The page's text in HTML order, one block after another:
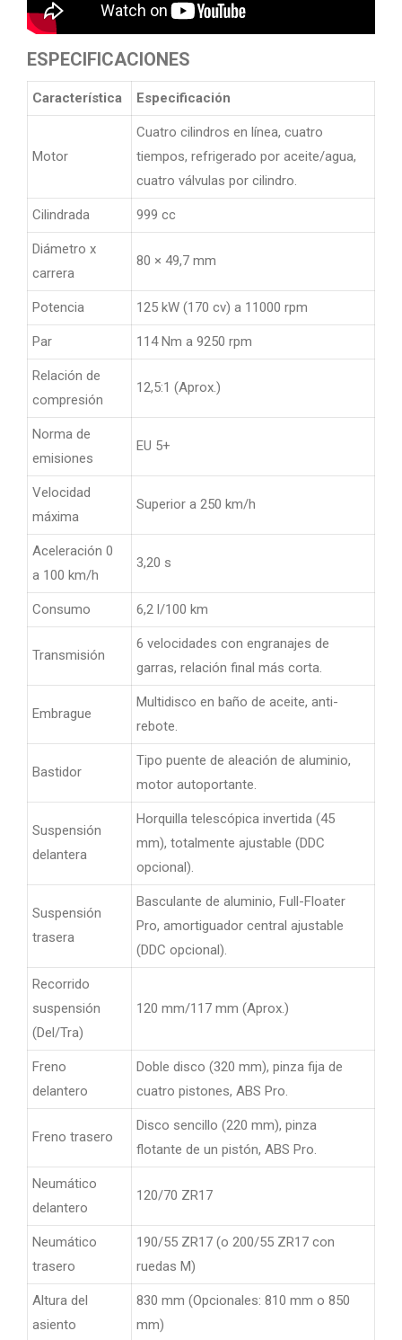
ESPECIFICACIONES
Característica Especificación
Motor
Cuatro cilindros en línea, cuatro
tiempos, refrigerado por aceite/agua,
cuatro válvulas por cilindro.
Cilindrada 999 cc
Diámetro x
carrera
80 × 49,7 mm
Potencia 125 kW (170 cv) a 11000 rpm
Par 114 Nm a 9250 rpm
Relación de
compresión
12,5:1 (Aprox.)
Norma de
emisiones
EU 5+
Velocidad
máxima
Superior a 250 km/h
Aceleración 0
a 100 km/h
3,20 s
Consumo 6,2 l/100 km
Transmisión
6 velocidades con engranajes de
garras, relación final más corta.
Embrague
Multidisco en baño de aceite, anti-
rebote.
Bastidor
Tipo puente de aleación de aluminio,
motor autoportante.
Suspensión
delantera
Horquilla telescópica invertida (45
mm), totalmente ajustable (DDC
opcional).
Suspensión
trasera
Basculante de aluminio, Full-Floater
Pro, amortiguador central ajustable
(DDC opcional).
Recorrido
suspensión
(Del/Tra)
120 mm/117 mm (Aprox.)
Freno
delantero
Doble disco (320 mm), pinza fija de
cuatro pistones, ABS Pro.
Freno trasero
Disco sencillo (220 mm), pinza
flotante de un pistón, ABS Pro.
Neumático
delantero
120/70 ZR17
Neumático
trasero
190/55 ZR17 (o 200/55 ZR17 con
ruedas M)
Altura del
asiento
830 mm (Opcionales: 810 mm o 850
mm)